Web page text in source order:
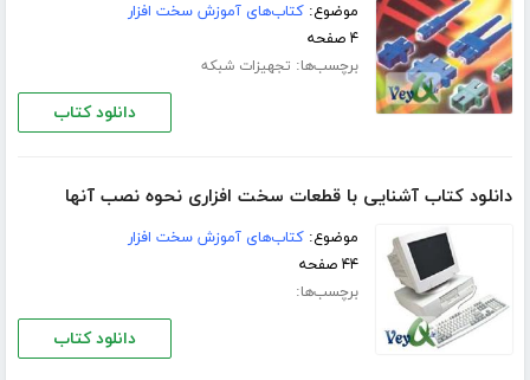
موضوع:کتاب‌های آموزش سخت افزار
۴ صفحه
برچسب‌ها: تجهیزات شبکه
دانلود کتاب
دانلود کتاب آشنایی با قطعات سخت افزاری نحوه نصب آنها
موضوع:کتاب‌های آموزش سخت افزار
۴۴ صفحه
برچسب‌ها:
دانلود کتاب